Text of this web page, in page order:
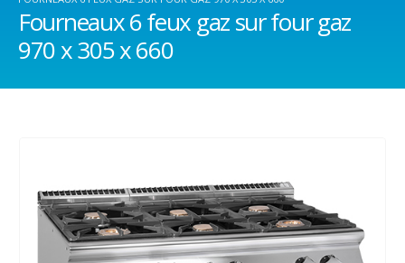
Fourneaux 6 feux gaz sur four gaz
970 x 305 x 660